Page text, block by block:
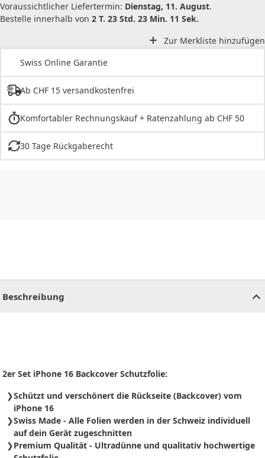
Voraussichtlicher Liefertermin: Dienstag, 11. August.
Bestelle innerhalb von 2 T. 23 Std. 23 Min. 11 Sek.
Zur Merkliste hinzufügen
Swiss Online Garantie
Ab CHF 15 versandkostenfrei
Komfortabler Rechnungskauf + Ratenzahlung ab CHF 50
30 Tage Rückgaberecht
Beschreibung
2er Set iPhone 16 Backcover Schutzfolie:
Schützt und verschönert die Rückseite (Backcover) vom
iPhone 16
Swiss Made - Alle Folien werden in der Schweiz individuell
auf dein Gerät zugeschnitten
Premium Qualität - Ultradünne und qualitativ hochwertige